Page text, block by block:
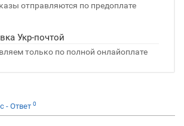
отправляются по предоплате
Укр-почтой
только по полной онлайоплате
- Ответ 0